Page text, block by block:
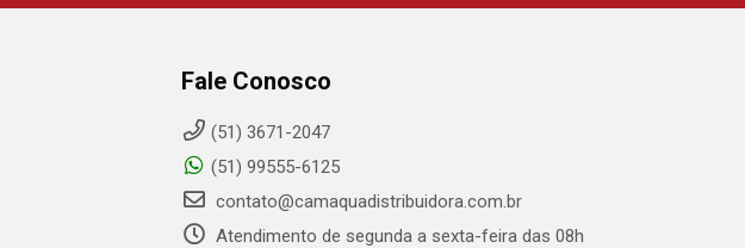
Fale Conosco
(51) 3671-2047
(51) 99555-6125
contato@camaquadistribuidora.com.br
Atendimento de segunda a sexta-feira das 08h